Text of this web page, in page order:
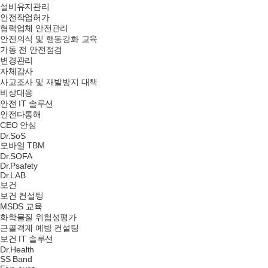
설비유지관리
안전작업허가
협력업체 안전관리
안전의식 및 행동강화 교육
가동 전 안전점검
변경관리
자체감사
사고조사 및 재발방지 대책
비상대응
안전 IT 솔루션
안전다통해
CEO 안심
Dr.SoS
모바일 TBM
Dr.SOFA
Dr.Psafety
Dr.LAB
보건
보건 컨설팅
MSDS 교육
화학물질 위험성평가
근골격계 예방 컨설팅
보건 IT 솔루션
Dr.Health
SS Band